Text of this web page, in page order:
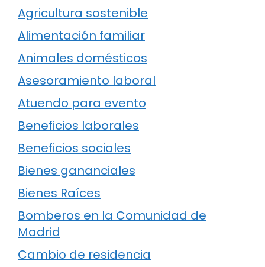
Agricultura sostenible
Alimentación familiar
Animales domésticos
Asesoramiento laboral
Atuendo para evento
Beneficios laborales
Beneficios sociales
Bienes gananciales
Bienes Raíces
Bomberos en la Comunidad de
Madrid
Cambio de residencia